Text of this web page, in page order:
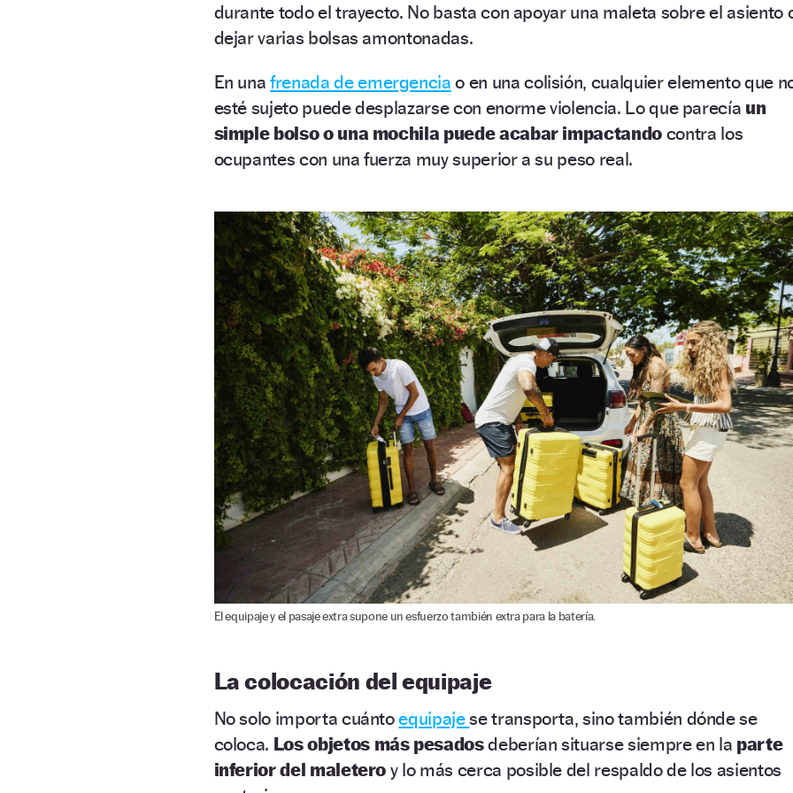
durante todo el trayecto. No basta con apoyar una maleta sobre el asiento
dejar varias bolsas amontonadas.
En unafrenada de emergencia o en una colisión, cualquier elemento que
esté sujeto puede desplazarse con enorme violencia. Lo que parecía un
simple bolso o una mochila puede acabar impactando contra los
ocupantes con una fuerza muy superior a su peso real.
El equipaje y el pasaje extra supone un esfuerzo también extra para la batería.
La colocación del equipaje
No solo importa cuántoequipajese transporta, sino también dónde se
coloca. Los objetos más pesadosdeberían situarse siempre en la parte
inferior del maletero y lo más cerca posible del respaldo de los asientos